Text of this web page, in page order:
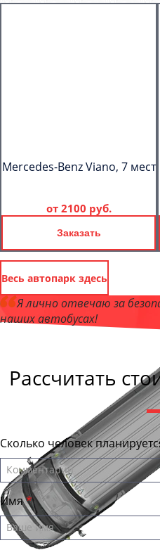
Mercedes-Benz Viano, 7 мест
от 2100 руб.
Заказать
Весь автопарк здесь
Я лично отвечаю за
наших автобусах!
,
Рассчитать
Сколько человек
Имя